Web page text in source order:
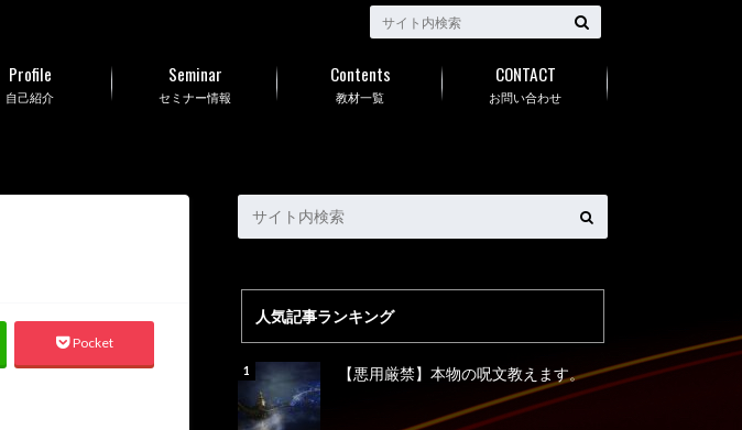
自己紹介
Profile
セミナー情報
Seminar
教材一覧
Contents
お問い合わせ
CONTACT
Pocket
人気記事ランキング
【悪用厳禁】本物の呪文教えます。